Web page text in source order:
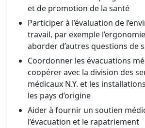
et de promotion de la santé
Participer à l’évaluation de
travail, par exemple
aborder d’autres questions de
Coordonner les évacuations
coopérer avec la division des
médicaux N.Y. et les
les pays d’origine
Aider à fournir un soutien
l’évacuation et le rapatriement